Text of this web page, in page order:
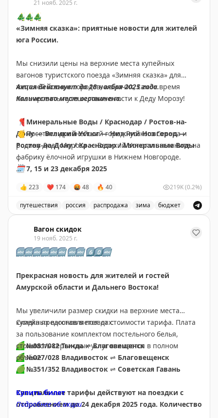
21 нояб. 2025 г.
🎄🎄🎄
«Зимняя сказка»: приятные новости для жителей
юга России.
Мы снизили цены на верхние места купейных
вагонов туристского поезда «Зимняя сказка» для
жителей южных городов, а значит, самое время
планировать путешествие в гости к Деду Морозу!
📍 Минеральные Воды / Краснодар / Ростов-на-
Дону — Великий Устюг — Нижний Новгород —
Ростов-на-Дону / Краснодар / Минеральные Воды
🗓 7, 15 и 23 декабря 2025
🗓7,15 и 24 декабря 2025
ИзКраснодара от 21 861 ₽
8, 16 и 24 декабря 2025
ИзРостова-на-Дону от 21 342 ₽
Акция действует до 28 ноября 2025 года.
Количество мест ограничено.
👋Посетите древнейший город Русского Севера и
родину Деда Мороза — Великий Устюг и загляните на
фабрику ёлочной игрушки в Нижнем Новгороде.
путешествия
👍 223 ❤ 174 🤬 48 🔥 40 219K(0.2%)
путешествия россия распродажа зима бюджет
Вагон скидок
19 нояб. 2025 г.
🔤🔤🔤🔤🔤🔤 🔤🔤 6️⃣0️⃣🔤
Прекрасная новость для жителей и гостей
Амурской области и Дальнего Востока!
Мы увеличили размер скидки на верхние места
купейных вагонов в поездах:
🟢№081/082 Тында⇌Благовещенск
🟢№027/028 Владивосток ⇌ Благовещенск
🟢№351/352 Владивосток ⇌ Советская Гавань
Специальные тарифы действуют на поездки с
отправлением до 24 декабря 2025 года. Количество
Скидка предоставляется от стоимости тарифа. Плата
за пользование комплектом постельного белья,
стоимость сервисных услуг взимается в полном
объёме.
Купить билет
Подробнее об акции